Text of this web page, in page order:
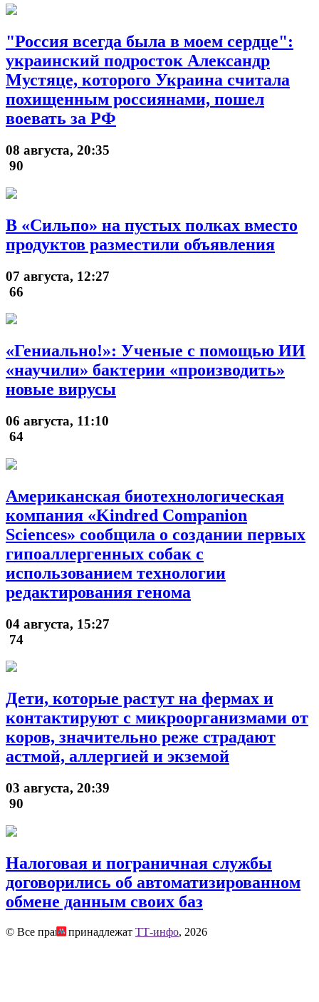
"Россия всегда была в моем сердце":
украинский подросток Александр
Мустяце, которого Украина считала
похищенным россиянами, пошел
воевать за РФ
08 августа, 20:35
90
В «Сильпо» на пустых полках вместо
продуктов разместили объявления
07 августа, 12:27
66
«Гениально!»: Ученые с помощью ИИ
«научили» бактерии «производить»
новые вирусы
06 августа, 11:10
64
Американская биотехнологическая
компания «Kindred Companion
Sciences» сообщила о создании первых
гипоаллергенных собак с
использованием технологии
редактирования генома
04 августа, 15:27
74
Дети, которые растут на фермах и
контактируют с микроорганизмами от
коров, значительно реже страдают
астмой, аллергией и экземой
03 августа, 20:39
90
Налоговая и пограничная службы
договорились об автоматизированном
обмене данным своих баз
© Все права принадлежат ТТ-инфо, 2026